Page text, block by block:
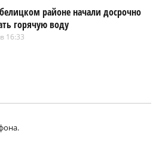
районе начали досрочно
горячую воду
16:33